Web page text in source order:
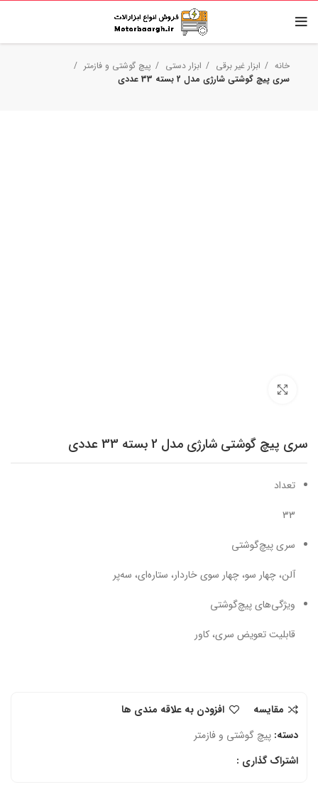
خانه ابزار غیر برقی ابزار دستی
پیچ گوشتی و فازمتر
سری پیچ گوشتی شارژی مدل 2 بسته 33 عددی
سری پیچ گوشتی شارژی مدل 2 بسته 33 عددی
تعداد
33
سری پیچ‌گوشتی
آلن، چهار سو، چهار سوی خاردار، ستاره‌ای، سه‌پر
ویژگی‌های پیچ‌گوشتی
قابلیت تعویض سری، کاور
مقایسه
افزودن به علاقه مندی ها
دسته: پیچ گوشتی و فازمتر
اشتراک گذاری :